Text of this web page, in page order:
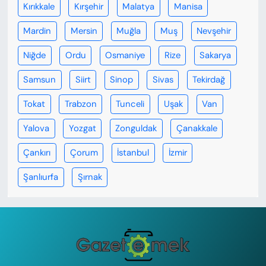
Kırıkkale Kırşehir Malatya Manisa
Mardin Mersin Muğla Muş Nevşehir
Niğde Ordu Osmaniye Rize Sakarya
Samsun Siirt Sinop Sivas Tekirdağ
Tokat Trabzon Tunceli Uşak Van
Yalova Yozgat Zonguldak Çanakkale
Çankırı Çorum İstanbul İzmir
Şanlıurfa Şırnak